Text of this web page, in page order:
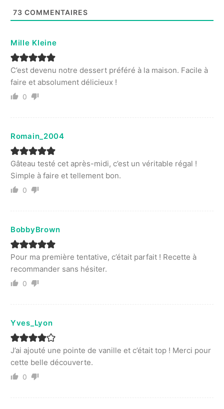
73 COMMENTAIRES
Mille Kleine
C’est devenu notre dessert préféré à la maison. Facile à
faire et absolument délicieux !
0
Romain_2004
Gâteau testé cet après-midi, c’est un véritable régal !
Simple à faire et tellement bon.
0
BobbyBrown
Pour ma première tentative, c’était parfait ! Recette à
recommander sans hésiter.
0
Yves_Lyon
J’ai ajouté une pointe de vanille et c’était top ! Merci pour
cette belle découverte.
0